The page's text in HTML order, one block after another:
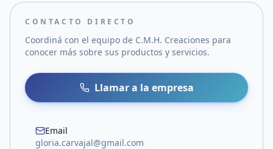
CONTACTO DIRECTO
Coordiná con el equipo de C.M.H. Creaciones para
conocer más sobre sus productos y servicios.
Llamar a la empresa
Email
gloria.carvajal@gmail.com